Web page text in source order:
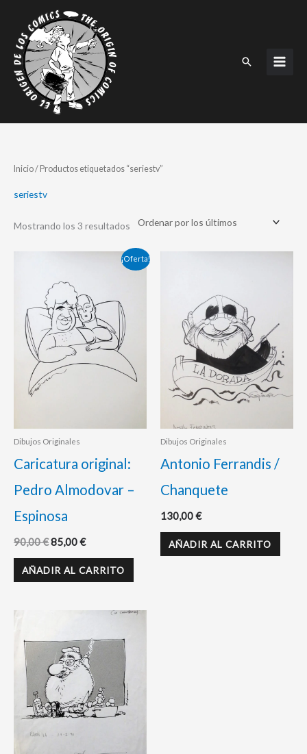
contenido
Buscar
Inicio/ Productos etiquetados “seriestv”
seriestv
Mostrando los 3 resultados
Ordenado
por
¡Oferta!
Dibujos Originales
Caricatura original:
Pedro Almodovar –
Espinosa
90,00€
original
90,00 €.
85,00€
es:
85,00 €.
AÑADIR AL CARRITO
Dibujos Originales
Antonio Ferrandis /
Chanquete
130,00€
AÑADIR AL CARRITO